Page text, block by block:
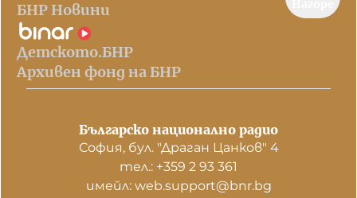
БНР Новини
Детското.БНР
Архивен фонд на БНР
Българско национално радио
София, бул. "Драган Цанков" 4
тел.: +359 2 93 361
имейл: web.support@bnr.bg